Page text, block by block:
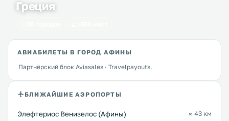
Греция
АВИАБИЛЕТЫ В ГОРОД АФИНЫ
Партнёрский блок Aviasales · Travelpayouts.
БЛИЖАЙШИЕ АЭРОПОРТЫ
Элефтериос Венизелос (Афины) ≈ 43 км